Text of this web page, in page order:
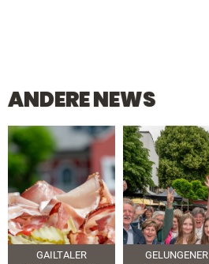
ANDERE NEWS
GAILTALER
GELUNGENER